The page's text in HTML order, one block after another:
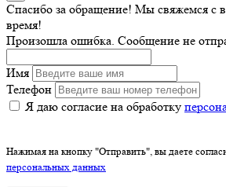
Спасибо за обращение! Мы свяжемся с
время!
Произошла ошибка. Сообщение не
Имя
Телефон
Я даю согласие на обработку
Нажимая на кнопку "Отправить", вы даете
персональных данных